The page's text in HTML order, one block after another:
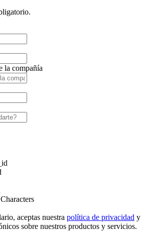
la compañía
aceptas nuestra política de privacidad y
sobre nuestros productos y servicios.